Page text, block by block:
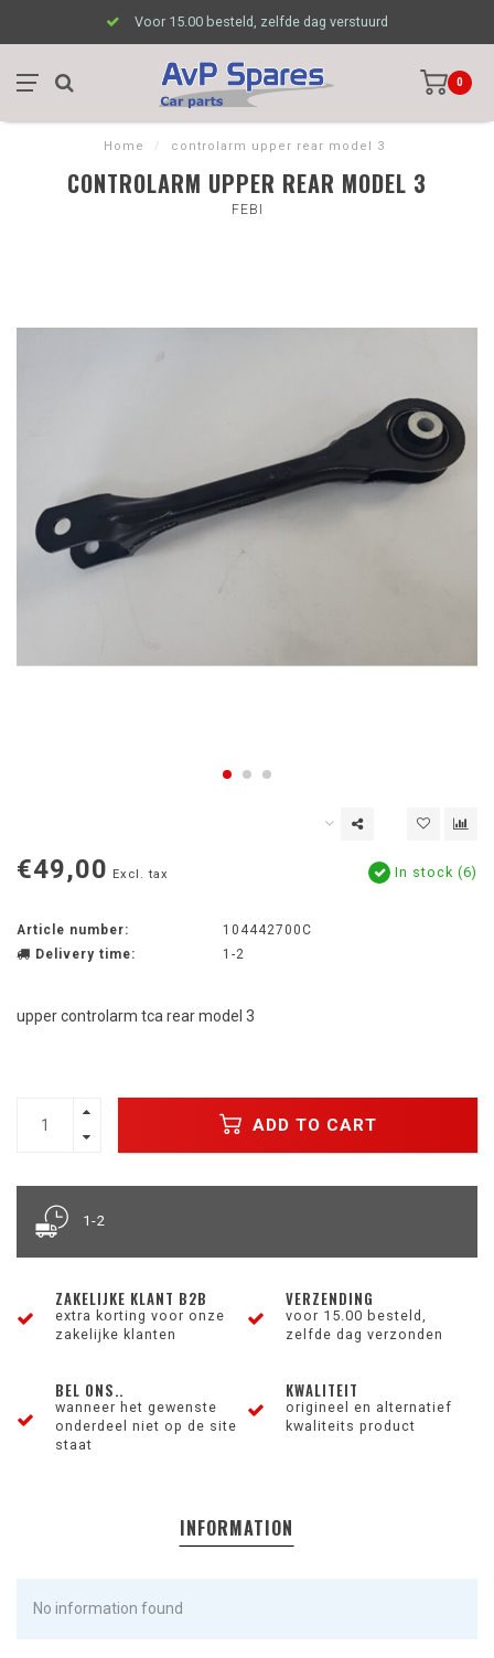
Voor 15.00 besteld, zelfde dag verstuurd
0
Home / controlarm upper rear model 3
CONTROLARM UPPER REAR MODEL 3
FEBI
€49,00 Excl. tax In stock (6)
Article number:
104442700C
Delivery time:
1-2
upper controlarm tca rear model 3
ADD TO CART
1-2
ZAKELIJKE KLANT B2B
extra korting voor onze
zakelijke klanten
VERZENDING
voor 15.00 besteld,
zelfde dag verzonden
BEL ONS..
wanneer het gewenste
onderdeel niet op de site
staat
KWALITEIT
origineel en alternatief
kwaliteits product
INFORMATION
No information found